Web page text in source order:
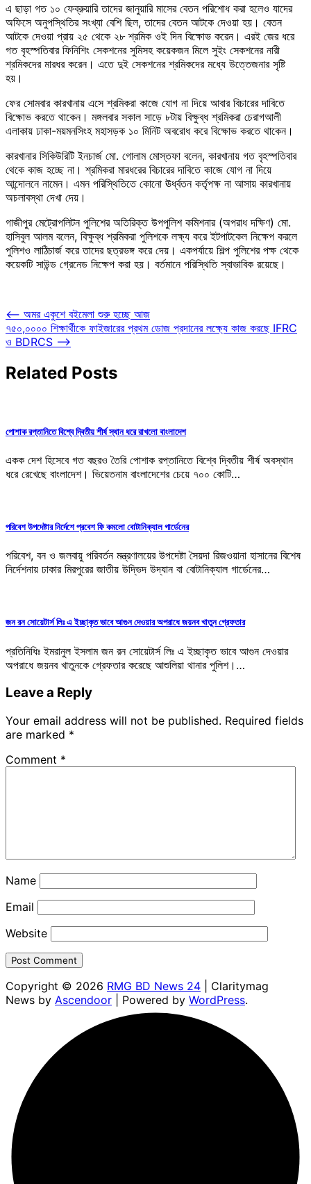
এ ছাড়া গত ১০ ফেব্রুয়ারি তাদের জানুয়ারি মাসের বেতন পরিশোধ করা হলেও যাদের
অফিসে অনুপস্থিতির সংখ্যা বেশি ছিল, তাদের বেতন আটকে দেওয়া হয়। বেতন
আটকে দেওয়া প্রায় ২৫ থেকে ২৮ শ্রমিক ওই দিন বিক্ষোভ করেন। এরই জের ধরে
গত বৃহস্পতিবার ফিনিশিং সেকশনের সুমিসহ কয়েকজন মিলে সুইং সেকশনের নারী
শ্রমিকদের মারধর করেন। এতে দুই সেকশনের শ্রমিকদের মধ্যে উত্তেজনার সৃষ্টি
হয়।
ফের সোমবার কারখানায় এসে শ্রমিকরা কাজে যোগ না দিয়ে আবার বিচারের দাবিতে
বিক্ষোভ করতে থাকেন। মঙ্গলবার সকাল সাড়ে ৮টায় বিক্ষুব্ধ শ্রমিকরা চেরাগআলী
এলাকায় ঢাকা-ময়মনসিংহ মহাসড়ক ১০ মিনিট অবরোধ করে বিক্ষোভ করতে থাকেন।
কারখানার সিকিউরিটি ইনচার্জ মো. গোলাম মোস্তফা বলেন, কারখানায় গত বৃহস্পতিবার
থেকে কাজ হচ্ছে না। শ্রমিকরা মারধরের বিচারের দাবিতে কাজে যোগ না দিয়ে
আন্দোলনে নামেন। এমন পরিস্থিতিতে কোনো ঊর্ধ্বতন কর্তৃপক্ষ না আসায় কারখানায়
অচলাবস্থা দেখা দেয়।
গাজীপুর মেট্রোপলিটন পুলিশের অতিরিক্ত উপপুলিশ কমিশনার (অপরাধ দক্ষিণ) মো.
হাসিবুল আলম বলেন, বিক্ষুব্ধ শ্রমিকরা পুলিশকে লক্ষ্য করে ইটপাটকেল নিক্ষেপ করলে
পুলিশও লাঠিচার্জ করে তাদের ছত্রভঙ্গ করে দেয়। একপর্যায়ে শিল্প পুলিশের পক্ষ থেকে
কয়েকটি সাউন্ড গ্রেনেড নিক্ষেপ করা হয়। বর্তমানে পরিস্থিতি স্বাভাবিক রয়েছে।
Post
navigation
⟵ অমর একুশে বইমেলা শুরু হচ্ছে আজ
৭৫০,০০০০ শিক্ষার্থীকে ফাইজারের প্রথম ডোজ প্রদানের লক্ষ্যে কাজ করছে IFRC
ও BDRCS ⟶
Related Posts
পোশাক রপ্তানিতে বিশ্বে দ্বিতীয় শীর্ষ স্থান ধরে রাখলো বাংলাদেশ
একক দেশ হিসেবে গত বছরও তৈরি পোশাক রপ্তানিতে বিশ্বে দ্বিতীয় শীর্ষ অবস্থান
ধরে রেখেছে বাংলাদেশ। ভিয়েতনাম বাংলাদেশের চেয়ে ৭০০ কোটি…
পরিবেশ উপদেষ্টার নির্দেশে প্রবেশ ফি কমলো বোটানিক্যাল গার্ডেনের
পরিবেশ, বন ও জলবায়ু পরিবর্তন মন্ত্রণালয়ের উপদেষ্টা সৈয়দা রিজওয়ানা হাসানের বিশেষ
নির্দেশনায় ঢাকার মিরপুরের জাতীয় উদ্ভিদ উদ্যান বা বোটানিক্যাল গার্ডেনের…
জন রন সোয়েটার্স লিঃ এ ইচ্ছাকৃত ভাবে আগুন দেওয়ার অপরাধে জয়নব খাতুন গ্রেফতার
প্রতিনিধিঃ ইমরানুল ইসলাম জন রন সোয়েটার্স লিঃ এ ইচ্ছাকৃত ভাবে আগুন দেওয়ার
অপরাধে জয়নব খাতুনকে গ্রেফতার করেছে আশুলিয়া থানার পুলিশ।…
Leave a Reply
Your email address will not be published. Required fields
are marked *
Comment *
Name
Email
Website
Copyright © 2026 RMG BD News 24 | Claritymag
News by Ascendoor | Powered by WordPress.